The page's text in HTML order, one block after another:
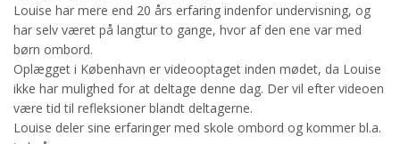
Louise har mere end 20 års erfaring indenfor undervisning, og
har selv været på langtur to gange, hvor af den ene var med
børn ombord.
Oplægget i København er videooptaget inden mødet, da Louise
ikke har mulighed for at deltage denne dag. Der vil efter videoen
være tid til refleksioner blandt deltagerne.
Louise deler sine erfaringer med skole ombord og kommer bl.a.